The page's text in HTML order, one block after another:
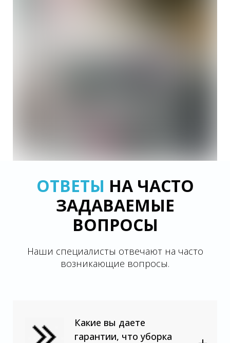
ОТВЕТЫ НА ЧАСТО
ЗАДАВАЕМЫЕ
ВОПРОСЫ
Наши специалисты отвечают на часто
возникающие вопросы.
Какие вы даете
гарантии, что уборка